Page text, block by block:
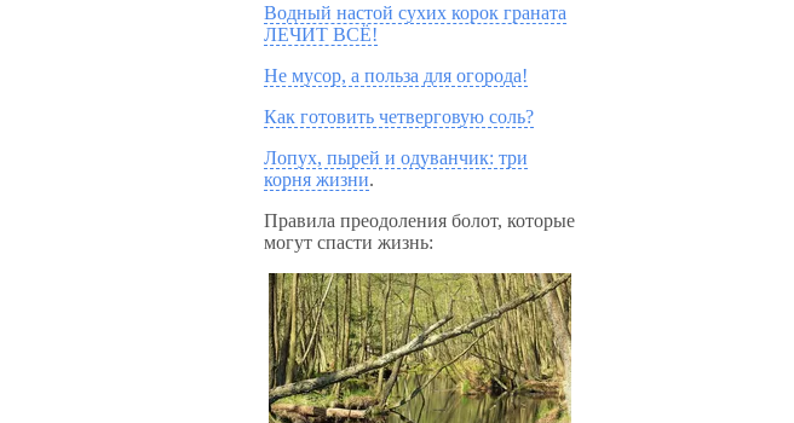
Водный настой сухих корок граната
ЛЕЧИТ ВСЁ!
Не мусор, а польза для огорода!
Как готовить четверговую соль?
Лопух, пырей и одуванчик: три
корня жизни.
Правила преодоления болот, которые
могут спасти жизнь: